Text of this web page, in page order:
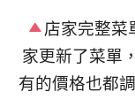
店家完整菜
家更新了菜單
有的價格也都